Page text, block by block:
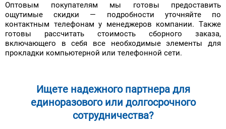
Оптовым покупателям мы готовы предоставить
ощутимые скидки — подробности уточняйте по
контактным телефонам у менеджеров компании. Также
готовы рассчитать стоимость сборного заказа,
включающего в себя все необходимые элементы для
прокладки компьютерной или телефонной сети.
Ищете надежного партнера для
единоразового или долгосрочного
сотрудничества?